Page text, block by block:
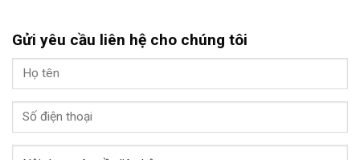
Gửi yêu cầu liên hệ cho chúng tôi